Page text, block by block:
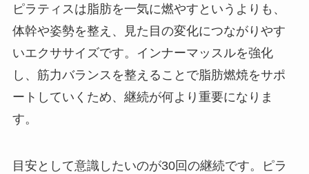
ピラティスは脂肪を一気に燃やすというよりも、
体幹や姿勢を整え、見た目の変化につながりやす
いエクササイズです。インナーマッスルを強化
し、筋力バランスを整えることで脂肪燃焼をサポ
ートしていくため、継続が何より重要になりま
す。
目安として意識したいのが30回の継続です。ピラ